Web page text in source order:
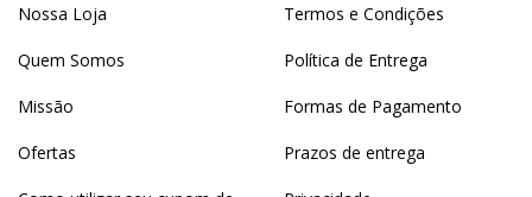
Nossa Loja
Quem Somos
Missão
Ofertas
Termos e Condições
Política de Entrega
Formas de Pagamento
Prazos de entrega